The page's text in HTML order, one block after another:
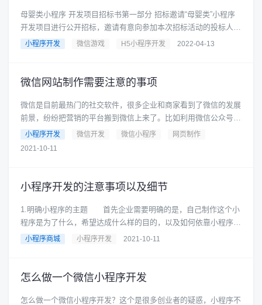
母婴类小程序 开发项目招标书第一部分 招标邀请“母婴类”小程序
开发项目进行公开招标，邀请有意向参加本次招标活动的投标人参
与本项目投标。一、......
小程序开发 微信游戏 H5小程序开发 2022-04-13
微信网站制作需要注意的事项
微信是目前最热门的社交软件，很多企业和商家看到了微信的发展
前景，纷纷把营销的平台搬到微信上来了。比如利用微信公众号、
小程序等进行营销是非常受......
小程序开发 微信开发 微信小程序
网页制作
2021-10-11
小程序开发的注意事项以及细节
1.明确小程序的主题 首先企业需要明确的是，自己制作这个小
程序是为了什么，希望达成什么样的目的，以及如何依靠小程序为
企业带来价值。这些都是......
小程序商城 小程序开发 2021-10-11
怎么做一个微信小程序开发
怎么做一个微信小程序开发？这个是很多创业者的疑惑，小程序不